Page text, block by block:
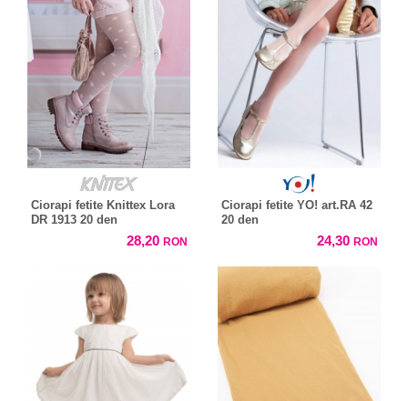
Ciorapi fetite Knittex Lora
DR 1913 20 den
28,20 RON
Ciorapi fetite YO! art.RA 42
20 den
24,30 RON